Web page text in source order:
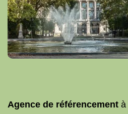
Agence de référencement à